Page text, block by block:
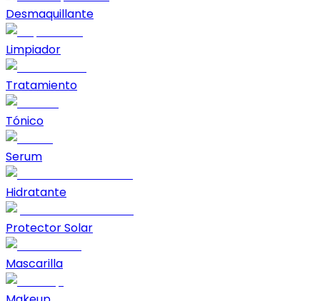
Desmaquillante
Limpiador
Tratamiento
Tónico
Serum
Hidratante
Protector Solar
Mascarilla